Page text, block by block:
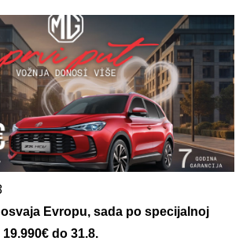
Evropu, sada po specijalnoj
do 31.8.